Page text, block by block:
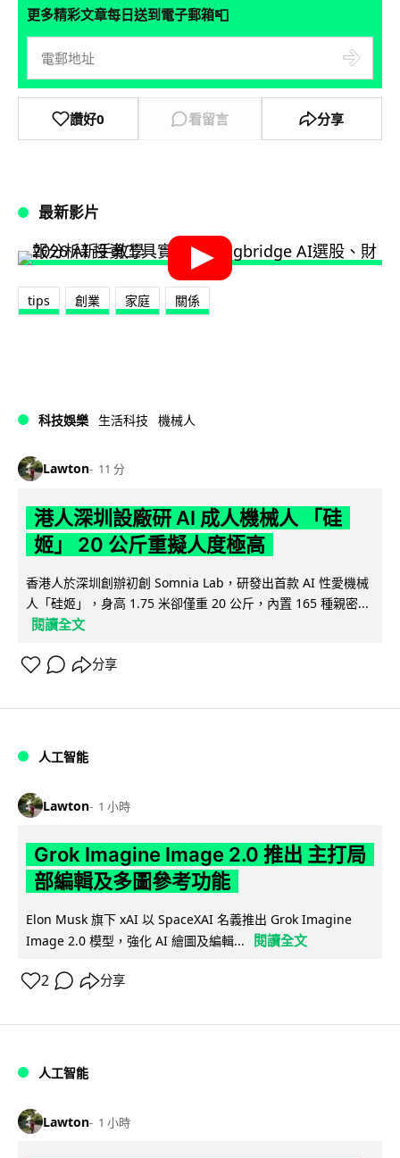
更多精彩文章每日送到電子郵箱📮
讚好0 看留言 分享
最新影片
tips 創業 家庭 關係
科技娛樂 生活科技 機械人
Lawton 11 分
港人深圳設廠研 AI 成人機械人 「硅
姬」 20 公斤重擬人度極高
香港人於深圳創辦初創 Somnia Lab，研發出首款 AI 性愛機械
人「硅姬」，身高 1.75 米卻僅重 20 公斤，內置 165 種親密...
閱讀全文
分享
人工智能
Lawton 1 小時
Grok Imagine Image 2.0 推出 主打局
部編輯及多圖參考功能
Elon Musk 旗下 xAI 以 SpaceXAI 名義推出 Grok Imagine
Image 2.0 模型，強化 AI 繪圖及編輯...
閱讀全文
2 分享
人工智能
Lawton 1 小時